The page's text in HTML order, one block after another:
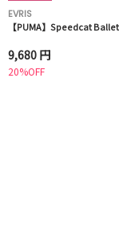
EVRIS
【PUMA】Speedcat
9,680 円
20%OFF